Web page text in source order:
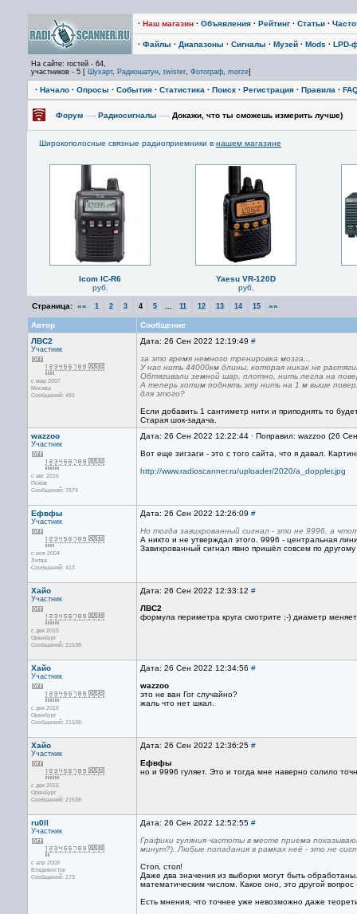
· Наш магазин · Объявления · Рейтинг · Статьи ·
· Файлы · Диапазоны · Сигналы · Музей · Mods · LPD-
На сайте: гостей - 64,
участников - 5 [ Шухарт, Радиошатун, twister, Фотограф, morze]
· Начало · Опросы · События · Статистика · Поиск · Регистрация · Правила ·
Форум —› Радиосигналы —› Докажи, что ты сможешь измерить лучше)
Широкополосные связные радиоприемники в нашем магазине
Icom IC-R6
руб.
Yaesu VR-120D
руб.
Страница: «« 1 2 3 4 5 11 12 13 14 15 »»
Автор
Сообщение
ЛВС2
Участник
с мар 2007
Москва
Сообщений: 491
Дата: 26 Сен 2022 12:19:49 #
за это время немного тренировка мозга...
У нас нить 44000км длины, которая никак не
Обтягивали земной шар, плотно, нить легла на
А теперь хотим поднять эту нить на 1 м выше
для этого?
Если добавить 1 сантиметр нити и приподнять то
Старая шок-задача.
wazzoo
Участник
с авг 2016
Псков
Сообщений: 7674
Дата: 26 Сен 2022 12:22:44 · Поправил: wazzoo (26
Вот еще зигзаги - это с того сайта, что я давал.
http://www.radioscanner.ru/uploader/2020/a_doppler.jpg
Ефвфы
Участник
с ноя 2004
Литва
Сообщений: 413
Дата: 26 Сен 2022 12:26:09 #
Но тогда завихрованный сигнал - это не 9996, а
А никто и не утверждал этого. 9996 - центральная
Завихрованный сигнал явно пришёл совсем по другому
Хайо
Участник
с дек 2015
Оренбург
Сообщений: 21538
Дата: 26 Сен 2022 12:33:12 #
ЛВС2
формула периметра круга смотрите ;-) диаметр
Хайо
Участник
с дек 2015
Оренбург
Сообщений: 21538
Дата: 26 Сен 2022 12:34:56 #
wazzoo
это не ван Гог случайно?
жаль что нет шкал.
Хайо
Участник
с дек 2015
Оренбург
Сообщений: 21538
Дата: 26 Сен 2022 12:36:25 #
Ефвфы
но и 9996 гуляет. Это и тогда мне наверно солило
ru0ll
Участник
с апр 2009
Владивосток
Сообщений: 173
Дата: 26 Сен 2022 12:52:55 #
Графики гуляния частоты в месте приема
минут?). Любые попадания в рамках неё - это не
Стоп, стоп!
Даже два значения из выборки могут быть
математическим числом. Какое оно, это другой
Есть мнения, что точнее уже невозможно даже